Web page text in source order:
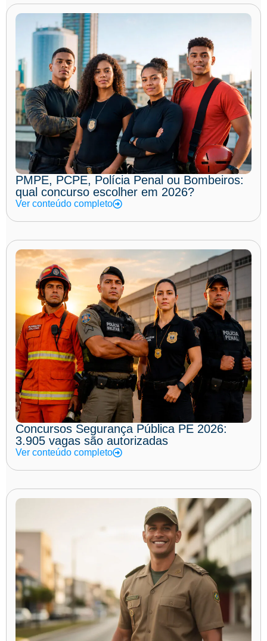
PMPE, PCPE, Polícia Penal ou Bombeiros:
qual concurso escolher em 2026?
Ver conteúdo completo
Concursos Segurança Pública PE 2026:
3.905 vagas são autorizadas
Ver conteúdo completo